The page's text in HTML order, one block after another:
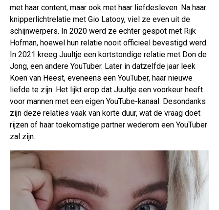
met haar content, maar ook met haar liefdesleven. Na haar
knipperlichtrelatie met Gio Latooy, viel ze even uit de
schijnwerpers. In 2020 werd ze echter gespot met Rijk
Hofman, hoewel hun relatie nooit officieel bevestigd werd.
In 2021 kreeg Juultje een kortstondige relatie met Don de
Jong, een andere YouTuber. Later in datzelfde jaar leek
Koen van Heest, eveneens een YouTuber, haar nieuwe
liefde te zijn. Het lijkt erop dat Juultje een voorkeur heeft
voor mannen met een eigen YouTube-kanaal. Desondanks
zijn deze relaties vaak van korte duur, wat de vraag doet
rijzen of haar toekomstige partner wederom een YouTuber
zal zijn.